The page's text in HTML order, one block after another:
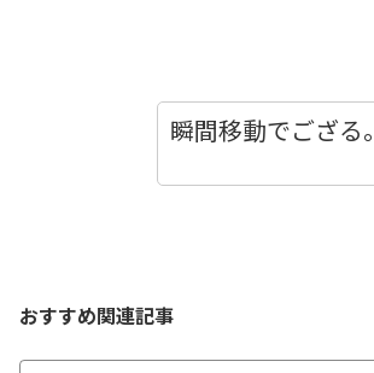
瞬間移動でござる。
おすすめ関連記事